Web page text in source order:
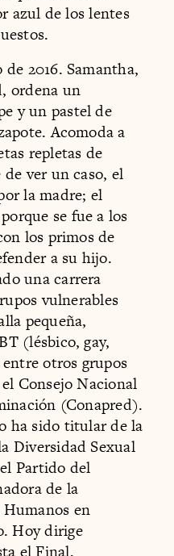
azul de los lentes
2016. Samantha,
ordena un
y un pastel de
Acomoda a
repletas de
ver un caso, el
la madre; el
se fue a los
los primos de
a su hijo.
una carrera
vulnerables
pequeña,
(lésbico, gay,
otros grupos
Consejo Nacional
(Conapred).
ha sido titular de la
Diversidad Sexual
Partido del
de la
en
Hoy dirige